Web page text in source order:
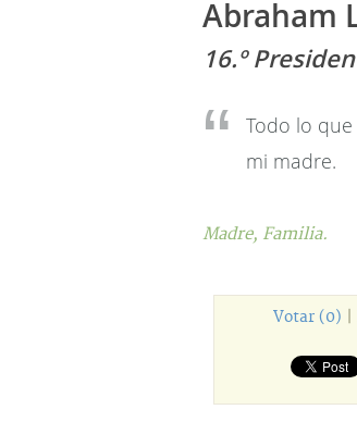
Abraham
16.º
Todo lo
mi madre.
Madre, Familia.
Votar (0)